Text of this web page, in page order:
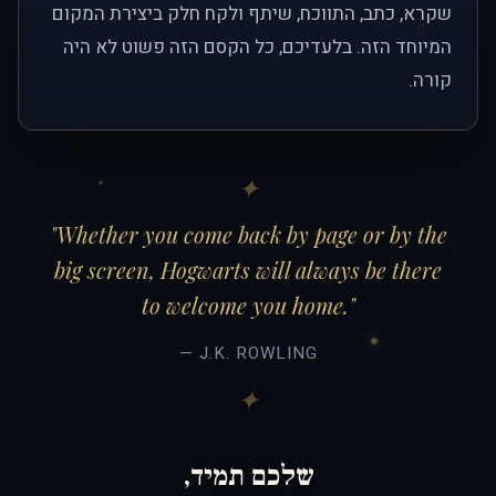
שקרא, כתב, התווכח, שיתף ולקח חלק ביצירת המקום
המיוחד הזה. בלעדיכם, כל הקסם הזה פשוט לא היה
קורה.
"Whether you come back by page or by the
big screen, Hogwarts will always be there
to welcome you home."
— J.K. ROWLING
שלכם תמיד,